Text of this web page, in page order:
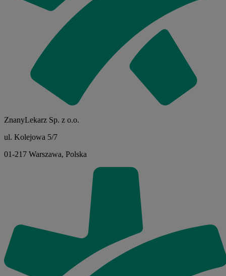
ZnanyLekarz Sp. z o.o.
ul. Kolejowa 5/7
01-217 Warszawa, Polska